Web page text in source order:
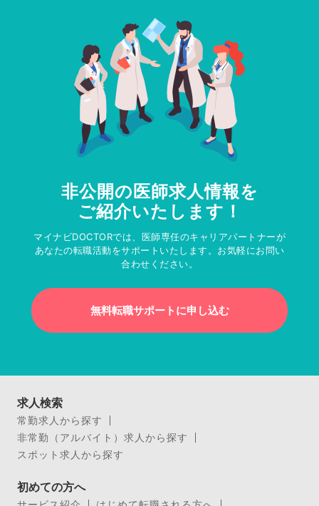
非公開の医師求人情報を
ご紹介いたします！
マイナビDOCTORでは、医師専任のキャリアパートナーが
あなたの転職活動をサポートいたします。お気軽にお問い
合わせください。
無料転職サポートに申し込む
求人検索
常勤求人から探す
非常勤（アルバイト）求人から探す
スポット求人から探す
初めての方へ